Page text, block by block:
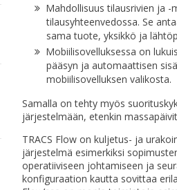
Mahdollisuus tilausrivien ja -
tilausyhteenvedossa. Se
sama tuote, yksikkö ja
Mobiilisovelluksessa on
pääsyn ja automaattisen
mobiilisovelluksen valikosta.
Samalla on tehty myös
järjestelmään, etenkin
TRACS Flow on kuljetus- ja
järjestelmä esimerkiksi
operatiiviseen johtamiseen ja
konfiguraation kautta sovittaa